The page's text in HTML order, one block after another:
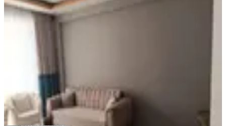
Dulkadiroğlu, Aslan Bey Mahallesi
Güney Emlak Ömer Güney
Ara